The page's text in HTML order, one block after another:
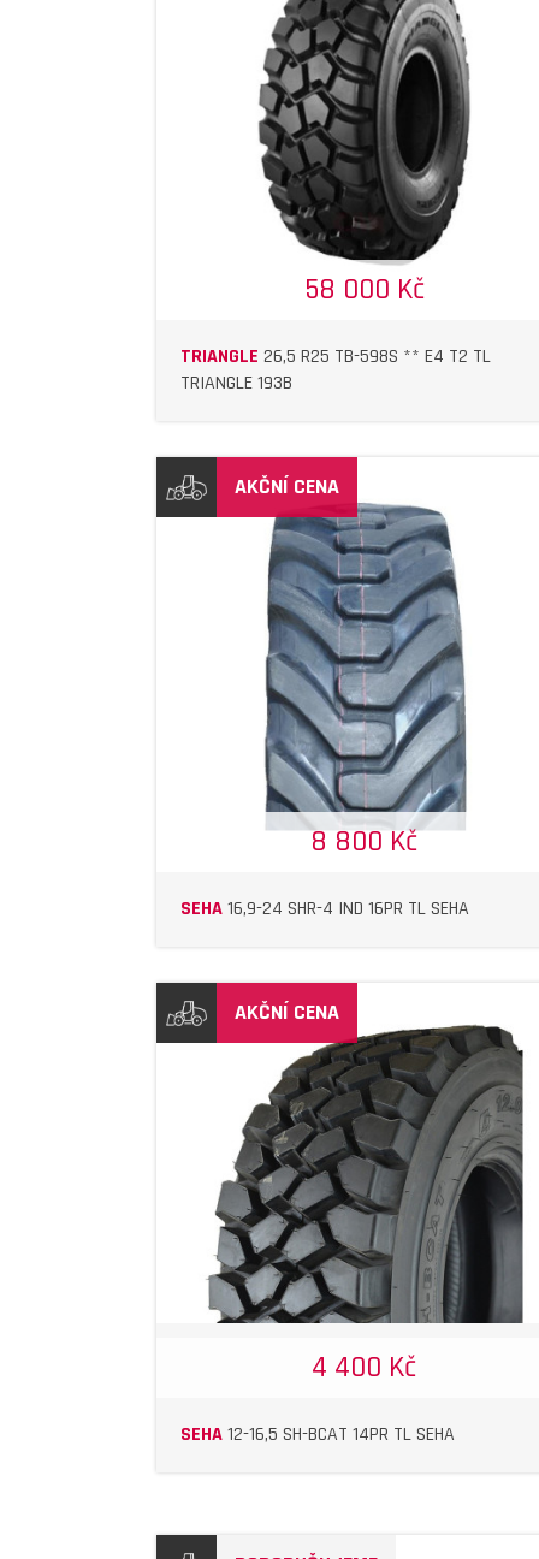
58 000 Kč
TRIANGLE 26,5 R25 TB-598S ** E4 T2 TL
TRIANGLE 193B
DETAIL
AKČNÍ CENA
8 800 Kč
SEHA16,9-24 SHR-4 IND 16PR TL SEHA
DETAIL
AKČNÍ CENA
4 400 Kč
SEHA12-16,5 SH-BCAT 14PR TL SEHA
DETAIL